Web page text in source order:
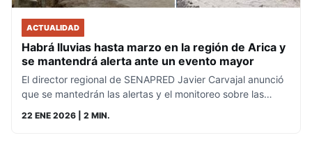
ACTUALIDAD
Habrá lluvias hasta marzo en la región de Arica y
se mantendrá alerta ante un evento mayor
El director regional de SENAPRED Javier Carvajal anunció
que se mantedrán las alertas y el monitoreo sobre las…
22 ENE 2026 | 2 MIN.